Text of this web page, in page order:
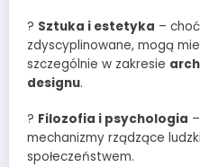
? Sztuka i estetyka –
zdyscyplinowane, mogą
szczególnie w zakresie
designu.
? Filozofia i psychologia
mechanizmy rządzące
społeczeństwem.